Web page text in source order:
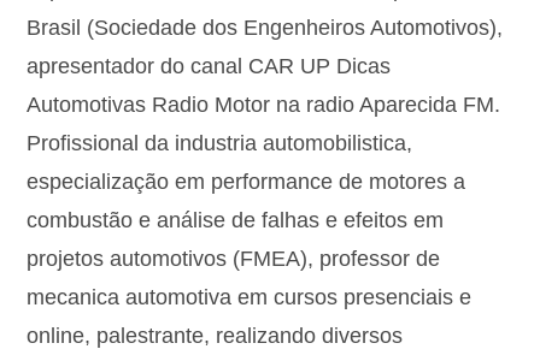
Brasil (Sociedade dos Engenheiros Automotivos),
apresentador do canal CAR UP Dicas
Automotivas Radio Motor na radio Aparecida FM.
Profissional da industria automobilistica,
especialização em performance de motores a
combustão e análise de falhas e efeitos em
projetos automotivos (FMEA), professor de
mecanica automotiva em cursos presenciais e
online, palestrante, realizando diversos